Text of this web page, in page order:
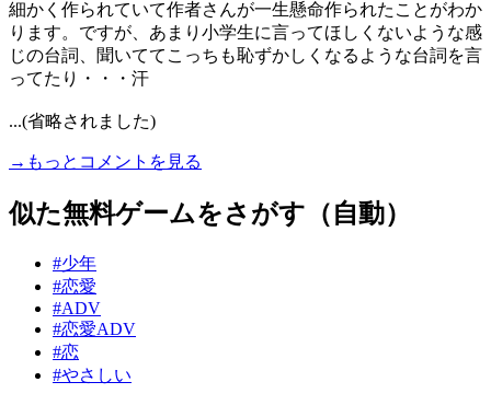
細かく作られていて作者さんが一生懸命作られたことがわか
ります。ですが、あまり小学生に言ってほしくないような感
じの台詞、聞いててこっちも恥ずかしくなるような台詞を言
ってたり・・・汗
...(省略されました)
→もっとコメントを見る
似た無料ゲームをさがす（自動）
#少年
#恋愛
#ADV
#恋愛ADV
#恋
#やさしい